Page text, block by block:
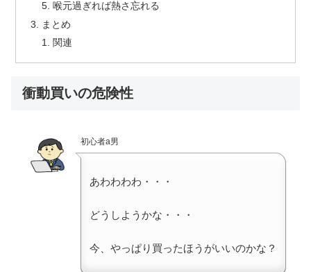
喉元過ぎれば熱さ忘れる
まとめ
関連
衝動買いの危険性
初心者a男
あわわわわ・・・
どうしようかな・・・
今、やっぱり買ったほうがいいのかな？